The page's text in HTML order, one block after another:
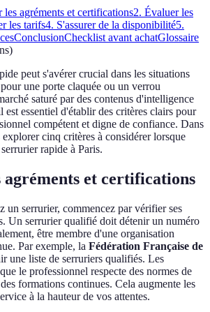
agréments et certifications2. Évaluer les
les tarifs4. S'assurer de la disponibilité5.
ConclusionChecklist avant achatGlossaire
)
peut s'avérer crucial dans les situations
une porte claquée ou un verrou
saturé par des contenus d'intelligence
essentiel d'établir des critères clairs pour
compétent et digne de confiance. Dans
cinq critères à considérer lorsque
rapide à Paris.
et certifications
un serrurier, commencez par vérifier ses
Un serrurier qualifié doit détenir un numéro
être membre d'une organisation
Par exemple, la Fédération Française de
une liste de serruriers qualifiés. Les
le professionnel respecte des normes de
formations continues. Cela augmente les
à la hauteur de vos attentes.